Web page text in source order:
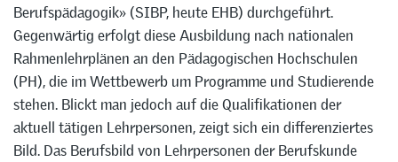
Berufspädagogik» (SIBP, heute EHB) durchgeführt.
Gegenwärtig erfolgt diese Ausbildung nach nationalen
Rahmenlehrplänen an den Pädagogischen Hochschulen
(PH), die im Wettbewerb um Programme und Studierende
stehen. Blickt man jedoch auf die Qualifikationen der
aktuell tätigen Lehrpersonen, zeigt sich ein differenziertes
Bild. Das Berufsbild von Lehrpersonen der Berufskunde